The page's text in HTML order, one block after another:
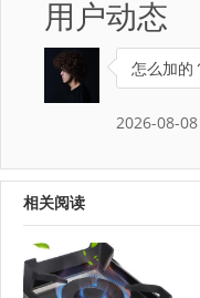
用户动态
怎么加的
2026-08-
相关阅读